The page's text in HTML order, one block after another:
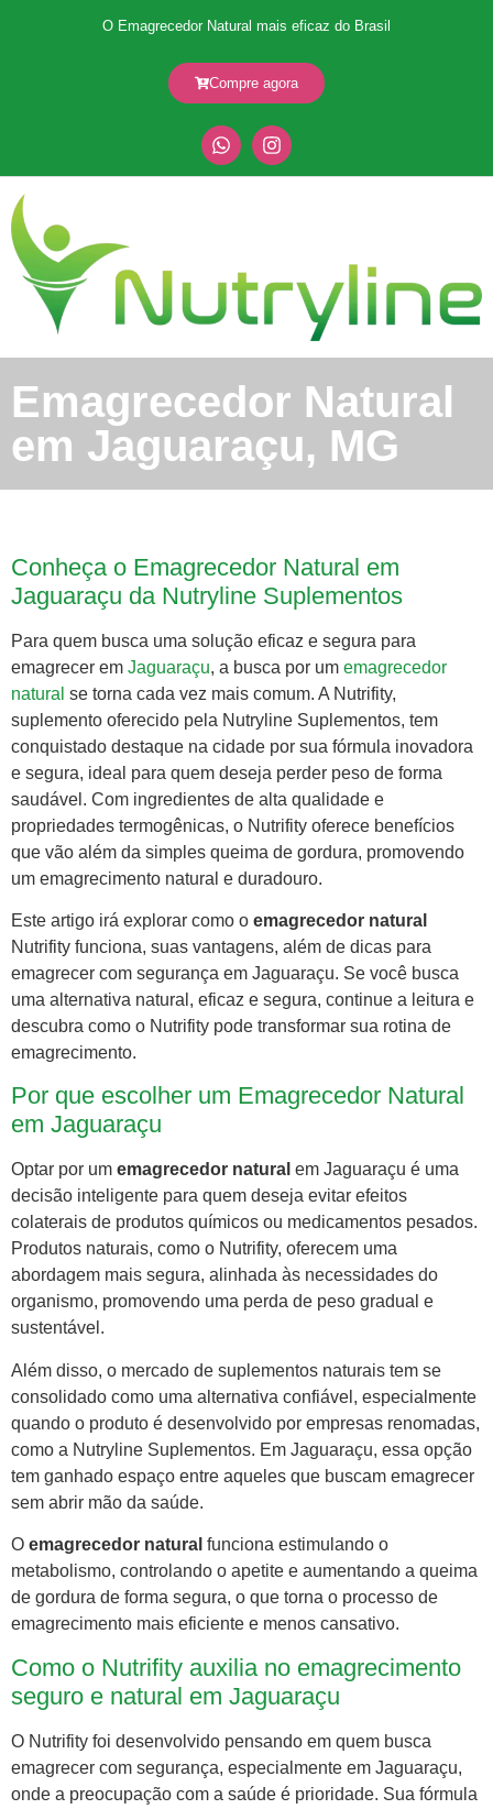
O Emagrecedor Natural mais eficaz do Brasil
Compre agora
Emagrecedor Natural
em Jaguaraçu, MG
Conheça o Emagrecedor Natural em
Jaguaraçu da Nutryline Suplementos
Para quem busca uma solução eficaz e segura para
emagrecer em Jaguaraçu, a busca por um emagrecedor
natural se torna cada vez mais comum. A Nutrifity,
suplemento oferecido pela Nutryline Suplementos, tem
conquistado destaque na cidade por sua fórmula inovadora
e segura, ideal para quem deseja perder peso de forma
saudável. Com ingredientes de alta qualidade e
propriedades termogênicas, o Nutrifity oferece benefícios
que vão além da simples queima de gordura, promovendo
um emagrecimento natural e duradouro.
Este artigo irá explorar como o emagrecedor natural
Nutrifity funciona, suas vantagens, além de dicas para
emagrecer com segurança em Jaguaraçu. Se você busca
uma alternativa natural, eficaz e segura, continue a leitura e
descubra como o Nutrifity pode transformar sua rotina de
emagrecimento.
Por que escolher um Emagrecedor Natural
em Jaguaraçu
Optar por um emagrecedor natural em Jaguaraçu é uma
decisão inteligente para quem deseja evitar efeitos
colaterais de produtos químicos ou medicamentos pesados.
Produtos naturais, como o Nutrifity, oferecem uma
abordagem mais segura, alinhada às necessidades do
organismo, promovendo uma perda de peso gradual e
sustentável.
Além disso, o mercado de suplementos naturais tem se
consolidado como uma alternativa confiável, especialmente
quando o produto é desenvolvido por empresas renomadas,
como a Nutryline Suplementos. Em Jaguaraçu, essa opção
tem ganhado espaço entre aqueles que buscam emagrecer
sem abrir mão da saúde.
O emagrecedor natural funciona estimulando o
metabolismo, controlando o apetite e aumentando a queima
de gordura de forma segura, o que torna o processo de
emagrecimento mais eficiente e menos cansativo.
Como o Nutrifity auxilia no emagrecimento
seguro e natural em Jaguaraçu
O Nutrifity foi desenvolvido pensando em quem busca
emagrecer com segurança, especialmente em Jaguaraçu,
onde a preocupação com a saúde é prioridade. Sua fórmula